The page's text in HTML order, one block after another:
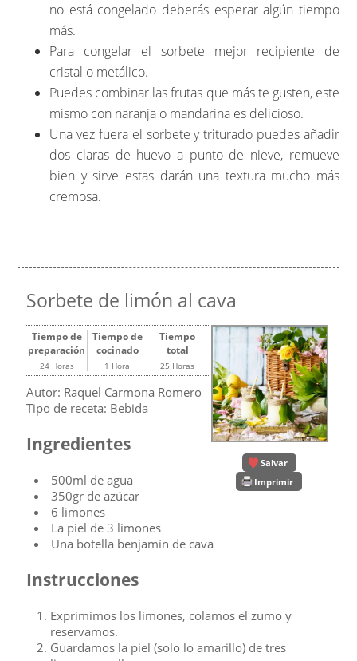
no está congelado deberás esperar algún tiempo
más.
Para congelar el sorbete mejor recipiente de
cristal o metálico.
Puedes combinar las frutas que más te gusten, este
mismo con naranja o mandarina es delicioso.
Una vez fuera el sorbete y triturado puedes añadir
dos claras de huevo a punto de nieve, remueve
bien y sirve estas darán una textura mucho más
cremosa.
Sorbete de limón al cava
Salvar
Imprimir
Tiempo de
preparación
24 Horas
Tiempo de
cocinado
1 Hora
Tiempo
total
25 Horas
Autor: Raquel Carmona Romero
Tipo de receta: Bebida
Ingredientes
500ml de agua
350gr de azúcar
6 limones
La piel de 3 limones
Una botella benjamín de cava
Instrucciones
Exprimimos los limones, colamos el zumo y
reservamos.
Guardamos la piel (solo lo amarillo) de tres